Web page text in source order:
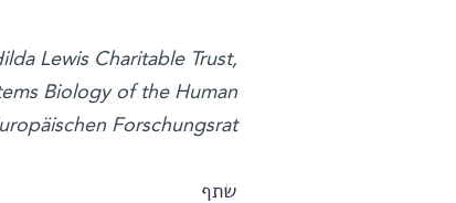
Lewis Charitable Trust,
Biology of the Human
Forschungsrat.
שתף